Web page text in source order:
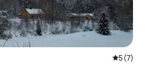
Średnia
5 (7)